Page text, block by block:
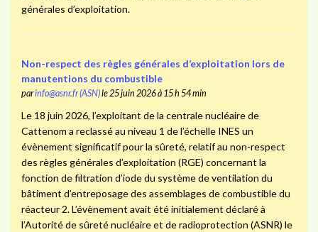
générales d’exploitation.
Non-respect des règles générales d’exploitation lors de
manutentions du combustible
parinfo@asnr.fr (ASN)le 25 juin 2026 à 15 h 54 min
Le 18 juin 2026, l’exploitant de la centrale nucléaire de
Cattenom a reclassé au niveau 1 de l’échelle INES un
évènement significatif pour la sûreté, relatif au non-respect
des règles générales d’exploitation (RGE) concernant la
fonction de filtration d’iode du système de ventilation du
bâtiment d’entreposage des assemblages de combustible du
réacteur 2. L’évènement avait été initialement déclaré à
l’Autorité de sûreté nucléaire et de radioprotection (ASNR) le